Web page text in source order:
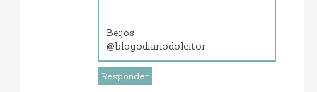
Beijos
@blogodiariodoleitor
Responder